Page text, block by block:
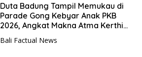
Duta Badung Tampil Memukau di
Parade Gong Kebyar Anak PKB
2026, Angkat Makna Atma Kerthi
Bali Factual News